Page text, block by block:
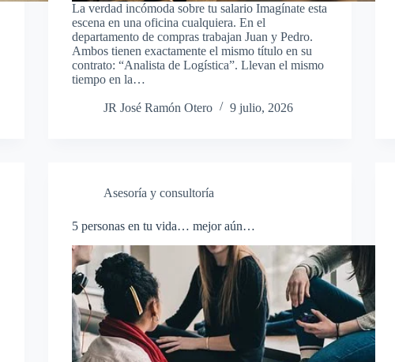
La verdad incómoda sobre tu salario Imagínate esta
escena en una oficina cualquiera. En el
departamento de compras trabajan Juan y Pedro.
Ambos tienen exactamente el mismo título en su
contrato: “Analista de Logística”. Llevan el mismo
tiempo en la…
JR José Ramón Otero 9 julio, 2026
Asesoría y consultoría
5 personas en tu vida… mejor aún…